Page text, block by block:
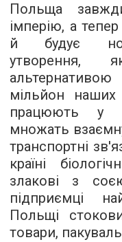
Польща
імперію, а
й будує
утворення,
мільйон наших
працюють у
множать
транспортні
країні
злакові з
підприємці
Польщі
товари,